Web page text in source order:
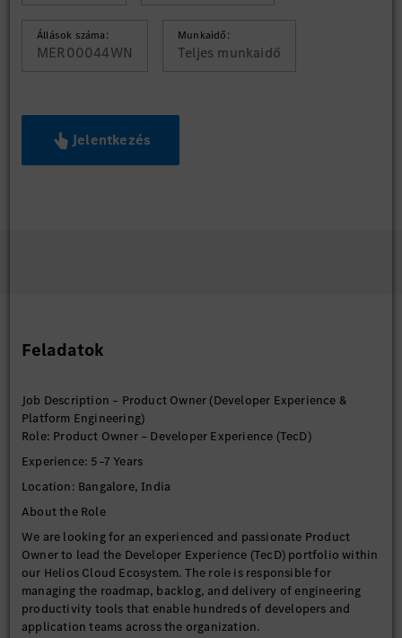
Állások száma:
MER00044WN
Munkaidő:
Teljes munkaidő
Jelentkezés
Feladatok
Job Description – Product Owner (Developer Experience &
Platform Engineering)
Role: Product Owner – Developer Experience (TecD)
Experience: 5–7 Years
Location: Bangalore, India
About the Role
We are looking for an experienced and passionate Product
Owner to lead the Developer Experience (TecD) portfolio within
our Helios Cloud Ecosystem. The role is responsible for
managing the roadmap, backlog, and delivery of engineering
productivity tools that enable hundreds of developers and
application teams across the organization.